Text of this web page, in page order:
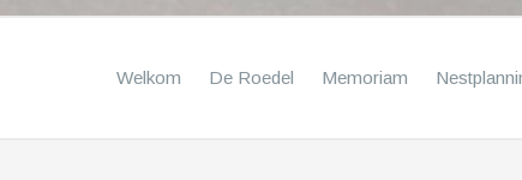
Welkom De Roedel Memoriam